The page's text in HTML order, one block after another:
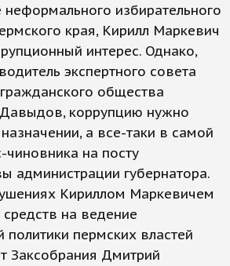
неформального избирательного
края, Кирилл Маркевич
интерес. Однако,
экспертного совета
общества
коррупцию нужно
а все-таки в самой
чиновника на посту
администрации губернатора.
Кириллом Маркевичем
на ведение
пермских властей
Заксобрания Дмитрий